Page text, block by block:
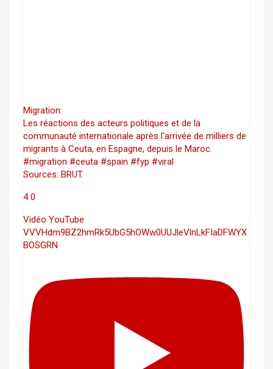
Migration:
Les réactions des acteurs politiques et de la
communauté internationale après l'arrivée de milliers de
migrants à Ceuta, en Espagne, depuis le Maroc.
#migration #ceuta #spain #fyp #viral
Sources: BRUT.
4 0
Vidéo YouTube
VVVHdm9BZ2hmRk5UbG5hOWw0UUJleVlnLkFIaDFWYX
BOSGRN